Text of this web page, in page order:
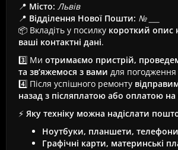
📍 Місто: Львів
📍 Відділення Нової Пошти: № ___
📦 Вкладіть у посилку короткий опис
ваші контактні дані.
3️⃣ Ми отримаємо пристрій,
та зв’яжемося з вами для
4️⃣ Після успішного ремонту
назад з післяплатою або оплатою на
⚡ Яку техніку можна надіслати
Ноутбуки, планшети, телефони
Графічні карти, материнські